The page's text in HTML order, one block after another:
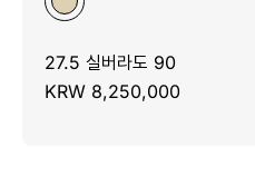
27.5 실버라도 90
KRW 8,250,000